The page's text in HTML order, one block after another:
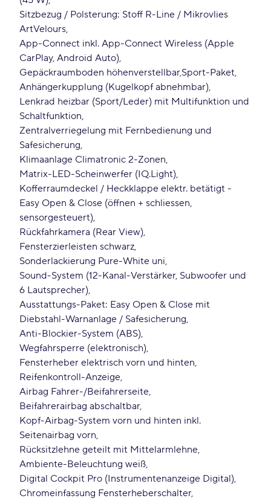
Sitzbezug / Polsterung: Stoff R-Line / Mikrovlies
ArtVelours
App-Connect inkl. App-Connect Wireless (Apple
CarPlay, Android Auto)
Gepäckraumboden höhenverstellbar Sport-Paket
Anhängerkupplung (Kugelkopf abnehmbar)
Lenkrad heizbar (Sport/Leder) mit Multifunktion und
Schaltfunktion
Zentralverriegelung mit Fernbedienung und
Safesicherung
Klimaanlage Climatronic 2-Zonen
Matrix-LED-Scheinwerfer (IQ.Light)
Kofferraumdeckel / Heckklappe elektr. betätigt -
Easy Open & Close (öffnen + schliessen,
sensorgesteuert)
Rückfahrkamera (Rear View)
Fensterzierleisten schwarz
Sonderlackierung Pure-White uni
Sound-System (12-Kanal-Verstärker, Subwoofer und
6 Lautsprecher)
Ausstattungs-Paket: Easy Open & Close mit
Diebstahl-Warnanlage / Safesicherung
Anti-Blockier-System (ABS)
Wegfahrsperre (elektronisch)
Fensterheber elektrisch vorn und hinten
Reifenkontroll-Anzeige
Airbag Fahrer-/Beifahrerseite
Beifahrerairbag abschaltbar
Kopf-Airbag-System vorn und hinten inkl.
Seitenairbag vorn
Rücksitzlehne geteilt mit Mittelarmlehne
Ambiente-Beleuchtung weiß
Digital Cockpit Pro (Instrumentenanzeige Digital)
Chromeinfassung Fensterheberschalter